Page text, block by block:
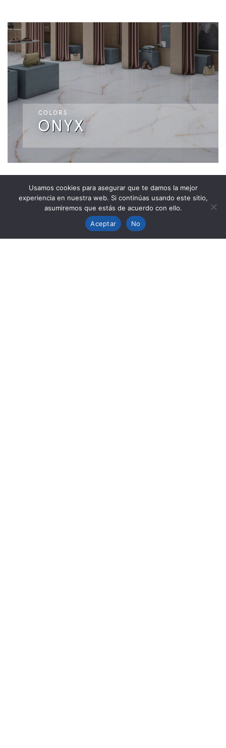
ONYX
COLORS
Usamos cookies para asegurar que te damos la mejor
experiencia en nuestra web. Si continúas usando este sitio,
asumiremos que estás de acuerdo con ello.
Aceptar
No